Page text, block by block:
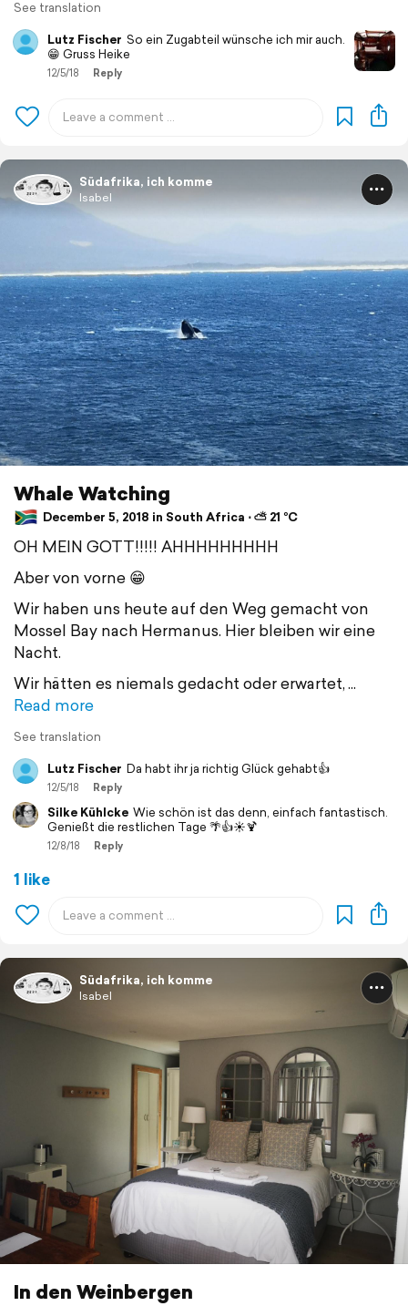
See translation
Lutz Fischer So ein Zugabteil wünsche ich mir auch.
😁 Gruss Heike
12/5/18 Reply
Südafrika, ich komme
Isabel
Whale Watching
December 5, 2018 in South Africa ⋅ ⛅ 21 °C
OH MEIN GOTT!!!!! AHHHHHHHHH
Aber von vorne 😁
Wir haben uns heute auf den Weg gemacht von
Mossel Bay nach Hermanus. Hier bleiben wir eine
Nacht.
Wir hätten es niemals gedacht oder erwartet,
Read more
See translation
Lutz Fischer Da habt ihr ja richtig Glück gehabt👍
12/5/18 Reply
Silke Kühlcke Wie schön ist das denn, einfach fantastisch.
Genießt die restlichen Tage 🌴👍☀️🍹
12/8/18 Reply
1 like
Südafrika, ich komme
Isabel
In den Weinbergen